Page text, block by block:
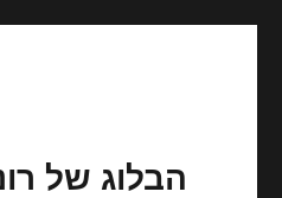
הבלוג של